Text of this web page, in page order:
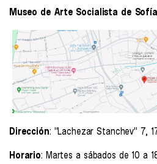
Museo de Arte Socialista de Sofía
Dirección: "Lachezar Stanchev" 7,
Horario: Martes a sábados de 10 a